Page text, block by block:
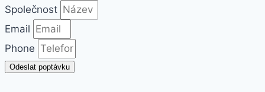
Společnost
Email
Phone
Odeslat poptávku